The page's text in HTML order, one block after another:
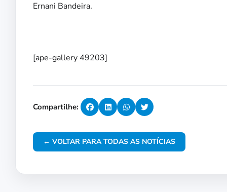
Ernani Bandeira.
[ape-gallery 49203]
Compartilhe:
← VOLTAR PARA TODAS AS NOTÍCIAS